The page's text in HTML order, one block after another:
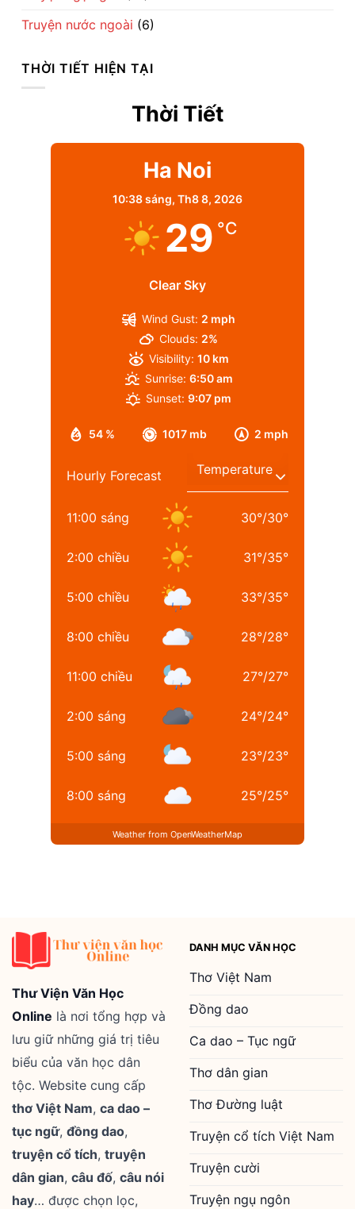
Truyện nước ngoài (6)
THỜI TIẾT HIỆN TẠI
Thời Tiết
Ha Noi
10:38 sáng, Th8 8, 2026
29 °C
Clear Sky
54 % 1017 mb 2 mph
Wind Gust: 2 mph
Clouds: 2%
Visibility: 10 km
Sunrise: 6:50 am
Sunset: 9:07 pm
Hourly Forecast
11:00 sáng 30°/30°
2:00 chiều 31°/35°
5:00 chiều 33°/35°
8:00 chiều 28°/28°
11:00 chiều 27°/27°
2:00 sáng 24°/24°
5:00 sáng 23°/23°
8:00 sáng 25°/25°
Weather from OpenWeatherMap
Thư Viện Văn Học
Online là nơi tổng hợp và
lưu giữ những giá trị tiêu
biểu của văn học dân
tộc. Website cung cấp
thơ Việt Nam, ca dao –
tục ngữ, đồng dao,
truyện cổ tích, truyện
dân gian, câu đố, câu nói
hay… được chọn lọc,
DANH MỤC VĂN HỌC
Thơ Việt Nam
Đồng dao
Ca dao – Tục ngữ
Thơ dân gian
Thơ Đường luật
Truyện cổ tích Việt Nam
Truyện cười
Truyện ngụ ngôn